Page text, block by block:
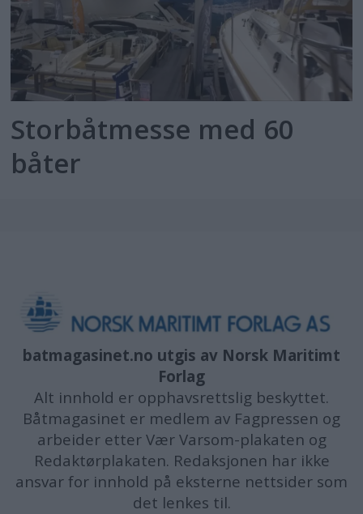
Storbåtmesse med 60
båter
batmagasinet.no utgis av Norsk Maritimt
Forlag
Alt innhold er opphavsrettslig beskyttet.
Båtmagasinet er medlem av Fagpressen og
arbeider etter Vær Varsom-plakaten og
Redaktørplakaten. Redaksjonen har ikke
ansvar for innhold på eksterne nettsider som
det lenkes til.